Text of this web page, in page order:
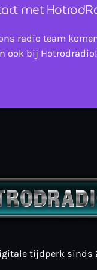
met
radio team
ook bij
tijdperk sinds